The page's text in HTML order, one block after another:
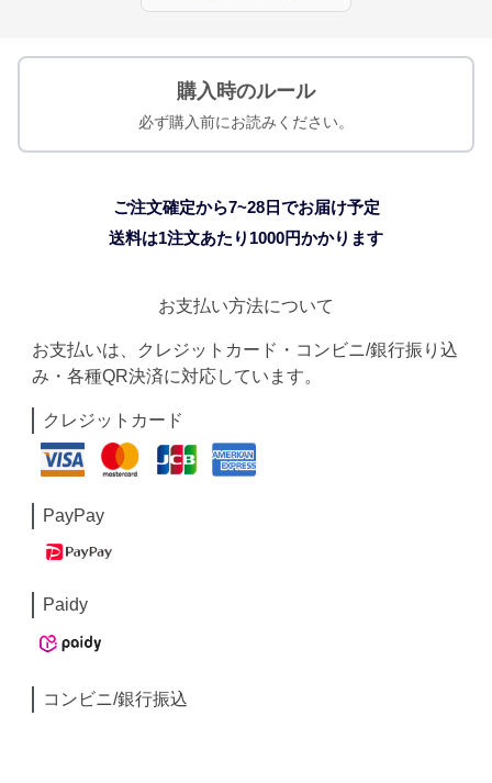
購入時のルール
必ず購入前にお読みください。
ご注文確定から7~28日でお届け予定
送料は1注文あたり 1000円かかります
お支払い方法について
お支払いは、クレジットカード・コンビニ/銀行振り込
み・各種QR決済に対応しています。
クレジットカード
PayPay
Paidy
コンビニ/銀行振込